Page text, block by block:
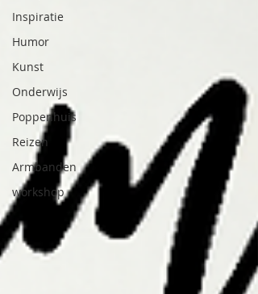
Inspiratie
Humor
Kunst
Onderwijs
Poppenhuis
Reizen
Armbanden
workshop